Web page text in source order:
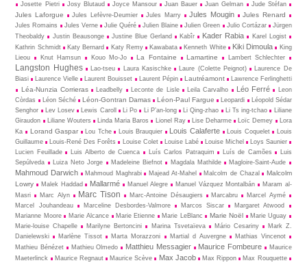
Josette Pietri
Josy Blutaud Joyce Mansour Juan Bauer Juan Gelman Jude Stéfan
Jules Laforgue Jules Lefèvre-Deumier Jules Marry Jules Mougin Jules Renard
Jules Romains Jules Verne Julie Quéré Julien Blaine Julien Green Julio Cortázar
Jürgen
Theobaldy
Justin Beausonge Justine Blue Gerland Kabîr Kader Rabia
Karel Logist
Kathrin Schmidt
Katy Bernard Katy Remy Kawabata Kenneth White Kiki Dimoula
King
Lieou
Knut Hamsun Kouo Mo-Jo La Fontaine Lamartine Lambert Schlechter
Langston Hughes Lao-tseu Laura Kasischke Laure (Colette Peignot)
Laurence De
Biasi
Laurence Vielle Laurent Bouisset Laurent Pépin Lautréamont Lawrence Ferlinghetti
Léa-Nunzia Corrieras Leadbelly Leconte de Lisle Leila Carvalho Léo Ferré
Leon
Còrdas
Léon Séché Léon-Gontran Damas Léon-Paul Fargue Leopardi
Léopold Sédar
Senghor
Lev Losev Lewis Caroll Li Po Li P’an-long Li Qing-zhao Li Ts ing-tchao
Liliane
Giraudon
Liliane Wouters Linda Maria Baros Lionel Ray Lise Deharme Loïc Demey
Lora
Ka
Lorand Gaspar Lou Tche Louis Brauquier Louis Calaferte Louis Coquelet
Louis
Guillaume
Louis-René Des Forêts Louise Colet Louise Labé Louise Michel
Loys Saunier
Lucien Feuillade
Luis Alberto de Cuenca Luís Carlos Patraquim Luís de Camões
Luis
Sepúlveda
Luiza Neto Jorge Madeleine Biefnot Magdala Mathilde Magloire-Saint-Aude
Mahmoud Darwich Mahmoud Maghrabi Majead At-Mahel Malcolm de Chazal
Malcolm
Lowry
Malek Haddad Mallarmé Manuel Alegre Manuel Vázquez Montalbán
Maram al-
Masri
Marc Alyn Marc Tison Marc-Antoine Désaugiers Marcabru
Marcel Aymé
Marcel Jouhandeau
Marceline Desbordes-Valmore Marcos Siscar
Margaret Atwood
Marianne Moore
Marie Alcance Marie Etienne Marie LeBlanc Marie Noël
Marie Uguay
Marie-louise Chapelle
Marilyne Bertoncini Marina Tsvetaïeva Mário Cesariny
Mark Z.
Danielewski
Marlène Tissot Marta Morazzoni Martial d Auvergne
Mathias Vincenot
Mathieu Bénézet
Mathieu Olmedo Matthieu Messagier Maurice Fombeure
Maurice
Maeterlinck
Maurice Regnaut Maurice Scève Max Jacob Max Rippon
Max Rouquette